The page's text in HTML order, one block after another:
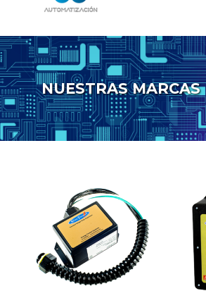
NUESTRAS MARCAS